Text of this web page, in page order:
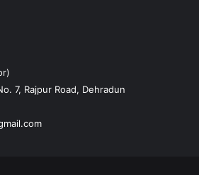
7, Rajpur Road, Dehradun